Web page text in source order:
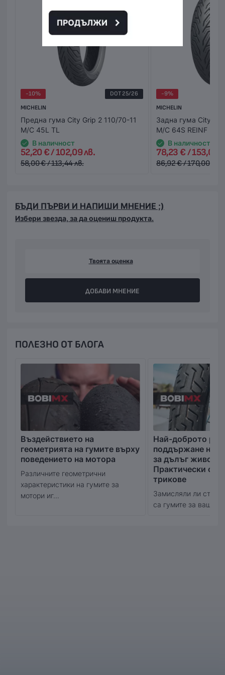
състои тя. Това Ви дава възможност да пробвате и
добиете по-ясна представа за продукта в момента на
получаването му. В случай, че не Ви стане или не го
харесате, можете да го откажете веднага на куриера.
Стойността на поръчката се заплаща на куриера в
брой или на ПОС терминал при получаване на
пратката (наложен платеж),или предварително на
сайта ни с Вашата банкова карта.
-10%
DOT 25/26
MICHELIN
Предна гума City Grip 2 110/70-11
M/C 45L TL
В наличност
52,20 € / 102,09 лв.
58,00 € / 113,44 лв.
-9%
MICHELIN
Задна гума City
M/C 64S REINF R TL
В наличност
78,23 € / 153,00
86,92 € / 170,00 лв.
БЪДИ ПЪРВИ И НАПИШИ МНЕНИЕ ;)
Избери звезда, за да оцениш продукта.
Твоята оценка
ДОБАВИ МНЕНИЕ
ПОЛЕЗНО ОТ БЛОГА
Въздействието на
геометрията на гумите върху
поведението на мотора
Различните геометрични
характеристики на гумите за
мотори иг...
Най-доброто
поддържане на
за дълъг живот:
Практически
трикове
Замисляли ли сте
са гумите за вашия